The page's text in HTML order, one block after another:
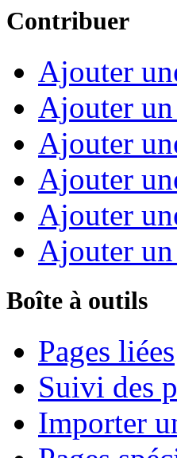
Contribuer
Ajouter
Ajouter un
Ajouter
Ajouter
Ajouter
Ajouter
Boîte à outils
Pages liées
Suivi des
Importer